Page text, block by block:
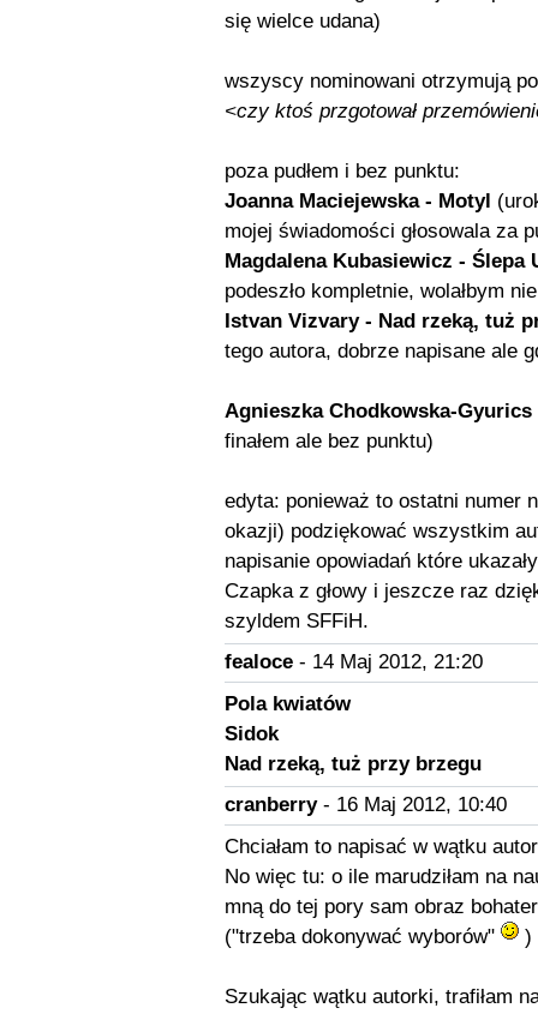
się wielce udana)
wszyscy nominowani otrzymują
<czy ktoś przgotował
poza pudłem i bez punktu:
Joanna Maciejewska - Motyl
mojej świadomości głosowala za
Magdalena Kubasiewicz - Ślepa
podeszło kompletnie, wolałbym
Istvan Vizvary - Nad rzeką, tuż
tego autora, dobrze napisane ale
Agnieszka Chodkowska-
finałem ale bez punktu)
edyta: ponieważ to ostatni numer
okazji) podziękować wszystkim
napisanie opowiadań które
Czapka z głowy i jeszcze raz
szyldem SFFiH.
fealoce- 14 Maj 2012, 21:20
Pola kwiatów
Sidok
Nad rzeką, tuż przy brzegu
cranberry- 16 Maj 2012, 10:40
Chciałam to napisać w wątku
No więc tu: o ile marudziłam na
mną do tej pory sam obraz
("trzeba dokonywać wyborów"
)
Szukając wątku autorki, trafiłam